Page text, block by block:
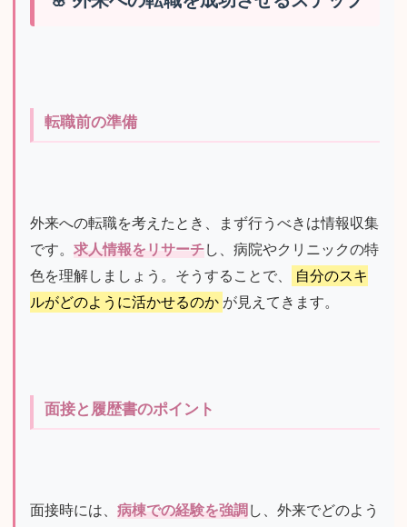
転職前の準備
外来への転職を考えたとき、まず行うべきは情報収集
です。 求人情報をリサーチし、病院やクリニックの特
色を理解しましょう。そうすることで、
自分のスキ
ルがどのように活かせるのか が見えてきます。
面接と履歴書のポイント
面接時には、 病棟での経験を強調 し、外来でどのよう